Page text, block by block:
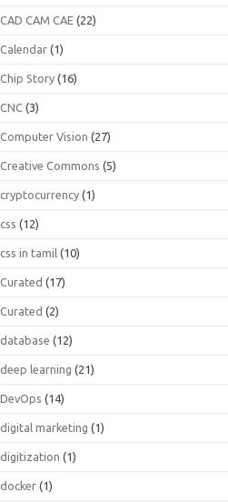
CAD CAM CAE (22)
Calendar (1)
Chip Story (16)
CNC (3)
Computer Vision (27)
Creative Commons (5)
cryptocurrency (1)
css (12)
css in tamil (10)
Curated (17)
Curated (2)
database (12)
deep learning (21)
DevOps (14)
digital marketing (1)
digitization (1)
docker (1)